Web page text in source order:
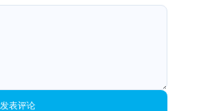
发表评论